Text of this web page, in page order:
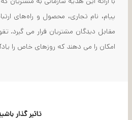
پیام‌، نام تجاری، محصول و راه‌های
مقابل دیدگان مشتریان قرار می گیرد.
امکان را می دهند که روزهای خاص را
تاثیر گذار